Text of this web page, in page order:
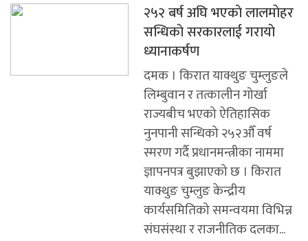
२५२ बर्ष अघि भएकाे लालमाेहर
सन्धिकाे सरकारलाई गरायाे
ध्यानाकर्षण
दमक । किरात याक्थुङ चुम्लुङले
लिम्बुवान र तत्कालीन गोर्खा
राज्यबीच भएको ऐतिहासिक
नुनपानी सन्धिको २५२औँ वर्ष
स्मरण गर्दै प्रधानमन्त्रीका नाममा
ज्ञापनपत्र बुझाएको छ । किरात
याक्थुङ चुम्लुङ केन्द्रीय
कार्यसमितिको समन्वयमा विभिन्न
संघसंस्था र राजनीतिक दलका...